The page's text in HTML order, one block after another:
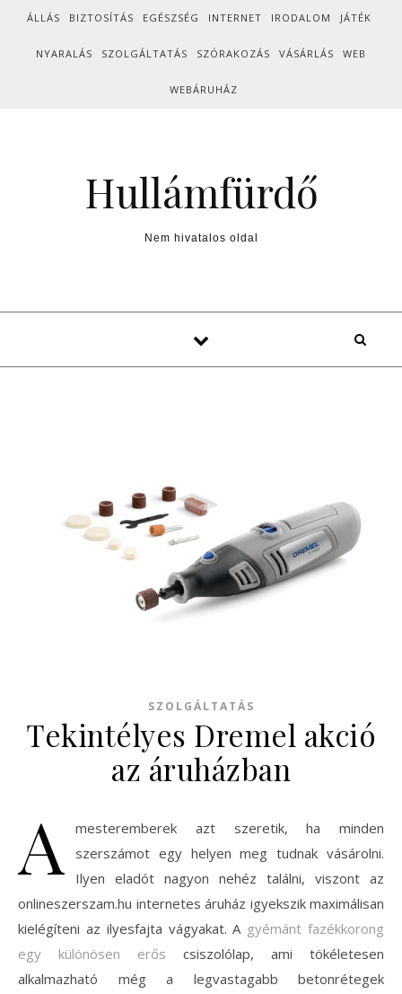
Skip to content
ÁLLÁS BIZTOSÍTÁS EGÉSZSÉG INTERNET IRODALOM JÁTÉK
NYARALÁS SZOLGÁLTATÁS SZÓRAKOZÁS VÁSÁRLÁS WEB
WEBÁRUHÁZ
Hullámfürdő
Nem hivatalos oldal
SZOLGÁLTATÁS
Tekintélyes Dremel akció
az áruházban
A
mesteremberek azt szeretik, ha minden
szerszámot egy helyen meg tudnak vásárolni.
Ilyen eladót nagyon nehéz találni, viszont az
onlineszerszam.hu internetes áruház igyekszik maximálisan
kielégíteni az ilyesfajta vágyakat. A gyémánt fazékkorong
egy különösen erős csiszolólap, ami tökéletesen
alkalmazható még a legvastagabb betonrétegek